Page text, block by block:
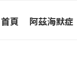
首頁 阿茲海默症